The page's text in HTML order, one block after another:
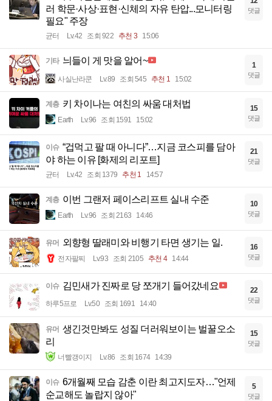
러 학문·사상·표현·신체의 자유 탄압...모니터링
필요" 주장
균터 Lv.42 조회 922 추천 3 15:06
댓글
기타 늬들이 게 맛을 알어~
사실난라쿤 Lv.89 조회 545 추천 1 15:02
1
댓글
계층 키 차이나는 여친의 싸움 대처법
Earth Lv.96 조회 1591 15:02
15
댓글
이슈 “겁먹고 팔 때 아니다”…지금 코스피를 담아
야 하는 이유 [화제의 리포트]
균터 Lv.42 조회 1379 추천 1 14:57
21
댓글
계층 이번 그랜저 페이스리프트 실내 수준
Earth Lv.96 조회 2163 14:46
10
댓글
유머 외향형 딸래미와 비행기 타면 생기는 일.
전자팔찌 Lv.93 조회 2105 추천 4 14:44
16
댓글
이슈 김민새가 진짜로 당 쪼개기 들어갔네요
하루5프로 Lv.50 조회 1691 14:40
22
댓글
유머 생긴것만봐도 성질 더러워보이는 벌꿀오소
리
너빨갱이지 Lv.86 조회 1674 14:39
15
댓글
이슈 6개월째 모습 감춘 이란 최고지도자…"언제
순교해도 놀랍지 않아"
5
댓글